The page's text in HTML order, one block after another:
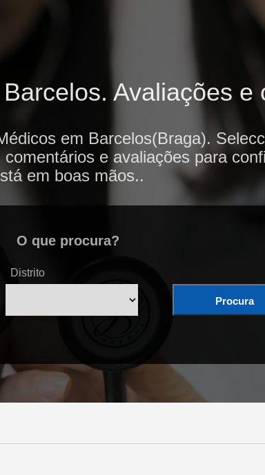
Avaliações e
em Barcelos(Braga).
e avaliações para
em boas mãos..
O que procura?
Distrito
Procura